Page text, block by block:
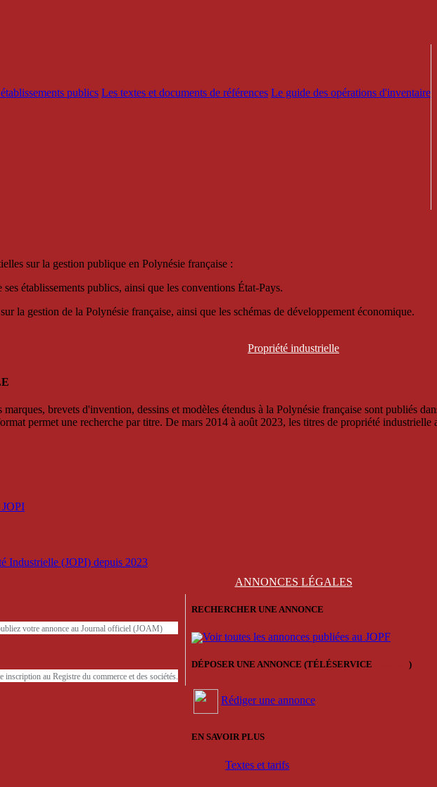
publics Les textes et documents de références Le guide des opérations d'inventaire
sur la gestion publique en Polynésie française :
établissements publics, ainsi que les conventions État-Pays.
la gestion de la Polynésie française, ainsi que les schémas de développement économique.
Propriété industrielle
marques, brevets d'invention, dessins et modèles étendus à la Polynésie française sont publiés
permet une recherche par titre. De mars 2014 à août 2023, les titres de propriété
JOPI
Industrielle (JOPI) depuis 2023
ANNONCES LÉGALES
votre annonce au Journal officiel (JOAM)
inscription au Registre du commerce et des sociétés.
RECHERCHER UNE ANNONCE
Voir toutes les annonces publiées au JOPF
DÉPOSER UNE ANNONCE (TÉLÉSERVICE )
Rédiger une annonce
EN SAVOIR PLUS
Textes et tarifs